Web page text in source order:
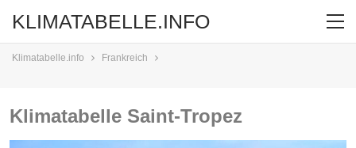
KLIMATABELLE.INFO
Klimatabelle.info Frankreich
Klimatabelle Saint-Tropez